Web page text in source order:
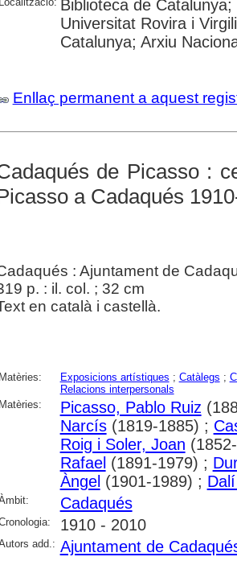
Biblioteca de
Universitat Rovira i
Catalunya; Arxiu
Enllaç permanent a aquest
de Picasso :
a Cadaqués
: Ajuntament de
p. : il. col. ; 32 cm
en català i castellà.
Matèries: Exposicions artístiques ; Catàlegs ;
Relacions interpersonals
Matèries:
Picasso, Pablo Ruiz
Narcís(1819-1885) ;
Roig i Soler, Joan
Rafael(1891-1979) ;
Àngel(1901-1989) ;
Cadaqués
1910 - 2010
add.: Ajuntament de